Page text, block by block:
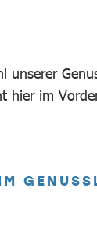
unserer
hier im